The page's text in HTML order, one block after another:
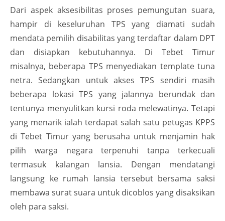
Dari aspek aksesibilitas proses pemungutan suara,
hampir di keseluruhan TPS yang diamati sudah
mendata pemilih disabilitas yang terdaftar dalam DPT
dan disiapkan kebutuhannya. Di Tebet Timur
misalnya, beberapa TPS menyediakan template tuna
netra. Sedangkan untuk akses TPS sendiri masih
beberapa lokasi TPS yang jalannya berundak dan
tentunya menyulitkan kursi roda melewatinya. Tetapi
yang menarik ialah terdapat salah satu petugas KPPS
di Tebet Timur yang berusaha untuk menjamin hak
pilih warga negara terpenuhi tanpa terkecuali
termasuk kalangan lansia. Dengan mendatangi
langsung ke rumah lansia tersebut bersama saksi
membawa surat suara untuk dicoblos yang disaksikan
oleh para saksi.